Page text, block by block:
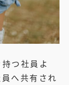
つ社員よ
へ共有され